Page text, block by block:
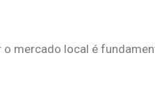
mercado local é